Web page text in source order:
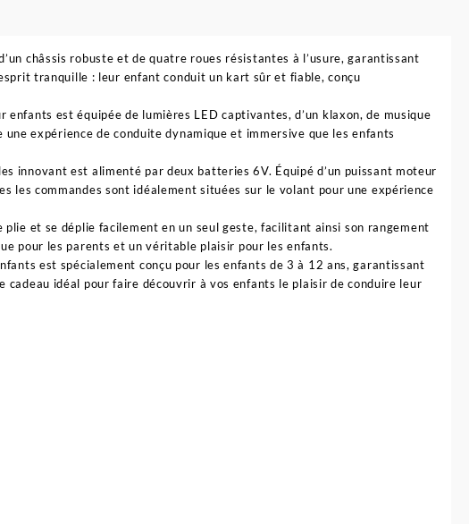
châssis robuste et de quatre roues résistantes à l’usure, garantissant
tranquille : leur enfant conduit un kart sûr et fiable, conçu
est équipée de lumières LED captivantes, d’un klaxon, de musique
expérience de conduite dynamique et immersive que les enfants
innovant est alimenté par deux batteries 6V. Équipé d’un puissant moteur
les commandes sont idéalement situées sur le volant pour une expérience
et se déplie facilement en un seul geste, facilitant ainsi son rangement
pour les parents et un véritable plaisir pour les enfants.
est spécialement conçu pour les enfants de 3 à 12 ans, garantissant
cadeau idéal pour faire découvrir à vos enfants le plaisir de conduire leur